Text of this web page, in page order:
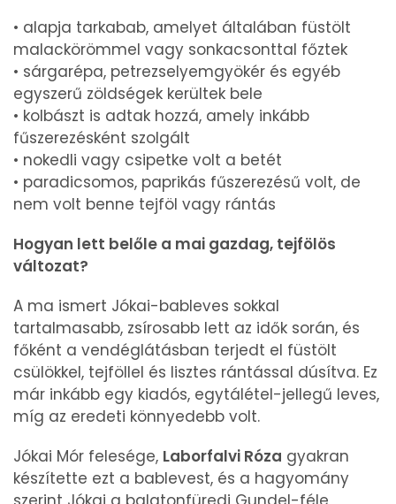
• alapja tarkabab, amelyet általában füstölt
malackörömmel vagy sonkacsonttal főztek
• sárgarépa, petrezselyemgyökér és egyéb
egyszerű zöldségek kerültek bele
• kolbászt is adtak hozzá, amely inkább
fűszerezésként szolgált
• nokedli vagy csipetke volt a betét
• paradicsomos, paprikás fűszerezésű volt, de
nem volt benne tejföl vagy rántás
Hogyan lett belőle a mai gazdag, tejfölös
változat?
A ma ismert Jókai-bableves sokkal
tartalmasabb, zsírosabb lett az idők során, és
főként a vendéglátásban terjedt el füstölt
csülökkel, tejföllel és lisztes rántással dúsítva. Ez
már inkább egy kiadós, egytálétel-jellegű leves,
míg az eredeti könnyedebb volt.
Jókai Mór felesége, Laborfalvi Róza gyakran
készítette ezt a bablevest, és a hagyomány